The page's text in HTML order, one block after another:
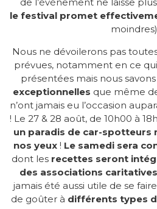
le festival promet
Nous ne dévoilerons pas
prévues, notamment en ce
présentées mais nous
exceptionnelles que même
n’ont jamais eu l’occasion
! Le 27 & 28 août, de 10h00 à
un paradis de car-spotteurs
nos yeux! Le samedi sera
dont les recettes seront
des associations
jamais été aussi utile de se
de goûter à différents types